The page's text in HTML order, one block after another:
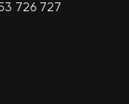
726 727